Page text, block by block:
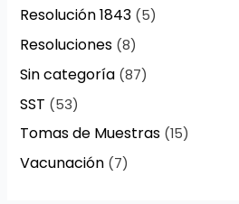
Resolución 1843 (5)
Resoluciones (8)
Sin categoría (87)
SST (53)
Tomas de Muestras (15)
Vacunación (7)